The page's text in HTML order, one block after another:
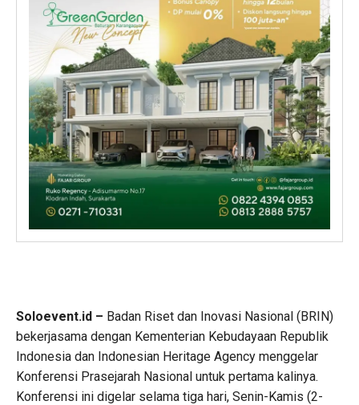
Soloevent.id – Badan Riset dan Inovasi Nasional (BRIN)
bekerjasama dengan Kementerian Kebudayaan Republik
Indonesia dan Indonesian Heritage Agency menggelar
Konferensi Prasejarah Nasional untuk pertama kalinya.
Konferensi ini digelar selama tiga hari, Senin-Kamis (2-